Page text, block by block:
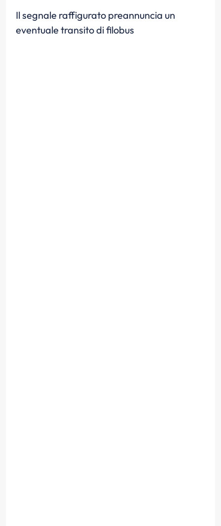
Il segnale raffigurato preannuncia un
eventuale transito di filobus